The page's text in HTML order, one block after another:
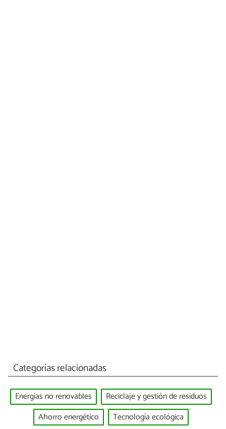
Categorías relacionadas
Energías no renovables
Reciclaje y gestión de residuos
Ahorro energético
Tecnología ecológica